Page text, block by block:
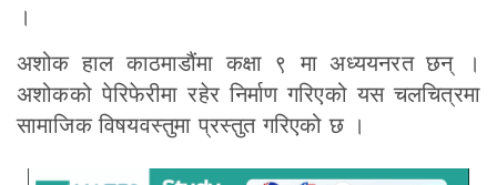
।
अशोक हाल काठमाडौंमा कक्षा ९ मा अध्ययनरत छन् ।
अशोकको पेरिफेरीमा रहेर निर्माण गरिएको यस चलचित्रमा
सामाजिक विषयवस्तुमा प्रस्तुत गरिएको छ ।